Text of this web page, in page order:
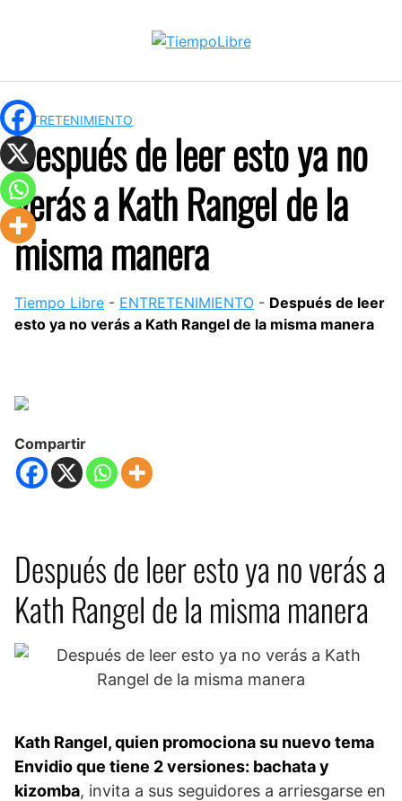
ENTRETENIMIENTO
Después de leer esto ya no
verás a Kath Rangel de la
misma manera
Tiempo Libre - ENTRETENIMIENTO - Después de leer
esto ya no verás a Kath Rangel de la misma manera
Compartir
Después de leer esto ya no verás a
Kath Rangel de la misma manera
Kath Rangel, quien promociona su nuevo tema
Envidio que tiene 2 versiones: bachata y
kizomba, invita a sus seguidores a arriesgarse en